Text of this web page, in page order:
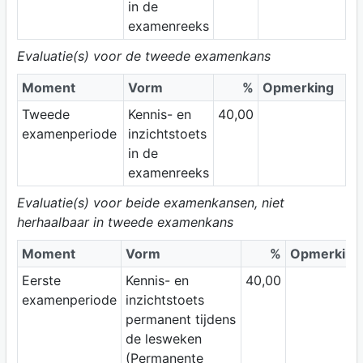
in de
examenreeks
Evaluatie(s) voor de tweede examenkans
Moment
Vorm % Opmerking
Tweede
examenperiode
Kennis- en
inzichtstoets
in de
examenreeks
40,00
Evaluatie(s) voor beide examenkansen, niet
herhaalbaar in tweede examenkans
Moment
Vorm % Opmerking
Eerste
examenperiode
Kennis- en
inzichtstoets
permanent tijdens
de lesweken
(Permanente
40,00